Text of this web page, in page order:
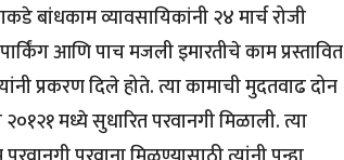
बांधकाम व्यावसायिकांनी २४ मार्च रोजी
आणि पाच मजली इमारतीचे काम प्रस्तावित
प्रकरण दिले होते. त्या कामाची मुदतवाढ दोन
मध्ये सुधारित परवानगी मिळाली. त्या